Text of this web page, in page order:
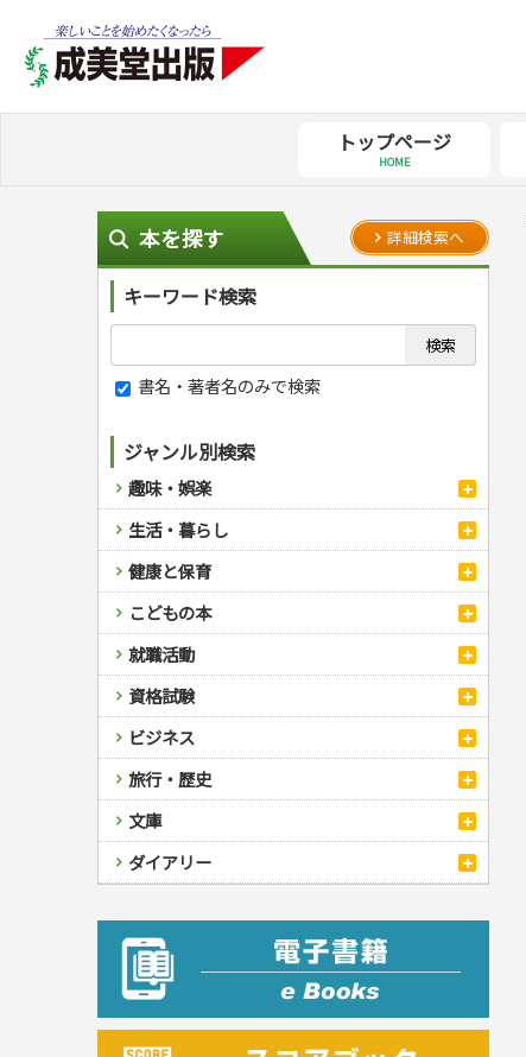
トップページ
HOME
本を探す 詳細検索へ
キーワード検索
書名・著者名のみで検索
ジャンル別検索
趣味・娯楽
スポーツ
スポーツルール
野球
ゴルフ
トレーニング
ジュニアスポーツ
その他スポーツ
自然・アウトドア・ペット
アウトドア
犬・猫
ペット・飼育
園芸・野菜づくり
雑学
娯楽・ゲーム・占い
ナンプレ
囲碁・将棋・麻雀
ゲーム・マジック
家相・風水・占い
カルチャー・芸術・趣味
鉄道・車・自転車
音楽・楽器
趣味・鑑賞・カメラ
絵画・デッサン
俳句・詩・ことば
辞典・語学
辞典
語学・旅行会話
運転免許
原付・二輪
普通免許
その他免許
生活・暮らし
料理
料理・レシピ
おもてなし・ごちそう料理
各国料理
お弁当
健康メニュー・ダイエット
調理器具クッキング
お菓子・ケーキ・パン
飲み物・お酒
手芸・クラフト
編み物
ソーイング
クラフト
住まい・インテリア・暮らし
インテリア・ハウジング
収納・掃除・暮らし
美容・ファッション
ダイエット・エクササイズ
メイク・ネイル・ヘア
着物・着つけ
冠婚葬祭・手紙・ペン字
冠婚葬祭・スピーチ・マナー
手紙・ペン字
妊娠・出産・育児
妊娠・出産・育児
離乳食・幼児食・こどもレシピ
健康と保育
家庭医学・健康
ツボ・マッサージ
家庭医学・病気
健康知識
栄養事典
生活習慣病
看護・介護
看護一般
介護一般
保育・教育
パネルシアター
指導マニュアル
こどもの本
児童一般
おりがみ・あやとり
なぞなぞ・ゲーム
占い・心理ゲーム
のりもの・ずかん
読み物・絵本
音と光のでる絵本
学参・ドリル
夏休みドリル
総復習ドリル
学習・地図
自由研究・読書感想文
えんぴつちょう
就職活動
就職活動
就職試験
公務員試験
資格試験
検定試験・資格試験
英語検定・TOEIC
漢字検定・数学検定
簿記検定
ケアマネジャー
介護・社会福祉士
司法書士・社労士
行政書士・宅建
FP
衛生管理・運行管理
建築・土木
ビジネス
経営・経済・法律
マネー・株・資産
簿記・経理・税金・保険
その他ビジネス
自己啓発
ビジネス読み物
旅行・歴史
国内・海外旅行
国外旅行
国内旅行
散歩・グルメ
地理・歴史
地理・地図
歴史
文庫
文庫
成美文庫
ダイアリー
プラチナダイアリー プレステージ